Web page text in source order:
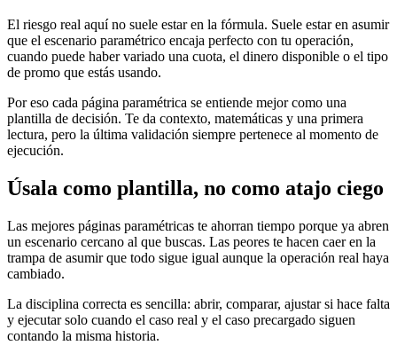
El riesgo real aquí no suele estar en la fórmula. Suele estar en asumir
que el escenario paramétrico encaja perfecto con tu operación,
cuando puede haber variado una cuota, el dinero disponible o el tipo
de promo que estás usando.
Por eso cada página paramétrica se entiende mejor como una
plantilla de decisión. Te da contexto, matemáticas y una primera
lectura, pero la última validación siempre pertenece al momento de
ejecución.
Úsala como plantilla, no como atajo ciego
Las mejores páginas paramétricas te ahorran tiempo porque ya abren
un escenario cercano al que buscas. Las peores te hacen caer en la
trampa de asumir que todo sigue igual aunque la operación real haya
cambiado.
La disciplina correcta es sencilla: abrir, comparar, ajustar si hace falta
y ejecutar solo cuando el caso real y el caso precargado siguen
contando la misma historia.